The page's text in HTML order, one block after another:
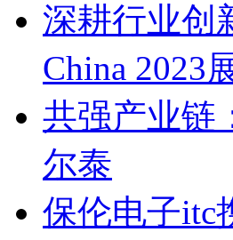
深耕行业创
China 2023
共强产业链
尔泰
保伦电子itc